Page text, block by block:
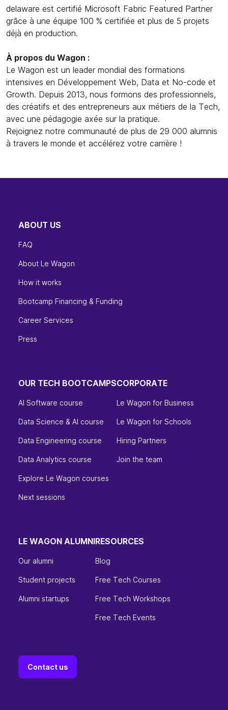
delaware est certifié Microsoft Fabric Featured Partner
grâce à une équipe 100 % certifiée et plus de 5 projets
déjà en production.
À propos du Wagon :
Le Wagon est un leader mondial des formations
intensives en Développement Web, Data et No-code et
Growth. Depuis 2013, nous formons des professionnels,
des créatifs et des entrepreneurs aux métiers de la Tech,
avec une pédagogie axée sur la pratique.
Rejoignez notre communauté de plus de 29 000 alumnis
à travers le monde et accélérez votre carrière !
ABOUT US
FAQ
About Le Wagon
How it works
Bootcamp Financing & Funding
Career Services
Press
OUR TECH BOOTCAMPS
AI Software course
Data Science & AI course
Data Engineering course
Data Analytics course
Explore Le Wagon courses
Next sessions
CORPORATE
Le Wagon for Business
Le Wagon for Schools
Hiring Partners
Join the team
LE WAGON ALUMNI
Our alumni
Student projects
Alumni startups
RESOURCES
Blog
Free Tech Courses
Free Tech Workshops
Free Tech Events
Contact us